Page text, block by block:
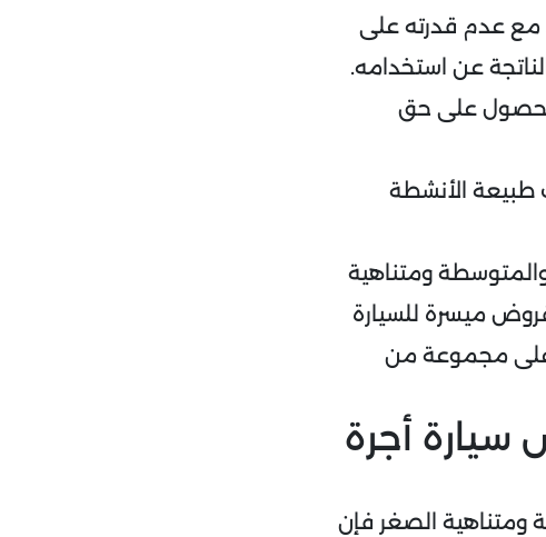
مع عدم قدرته على
عن استخدامه.
الحصول على حق
طبيعة الأنشطة
ومتناهية
ميسرة للسيارة
على مجموعة من
سيارة أجرة
ومتناهية الصغر فإن